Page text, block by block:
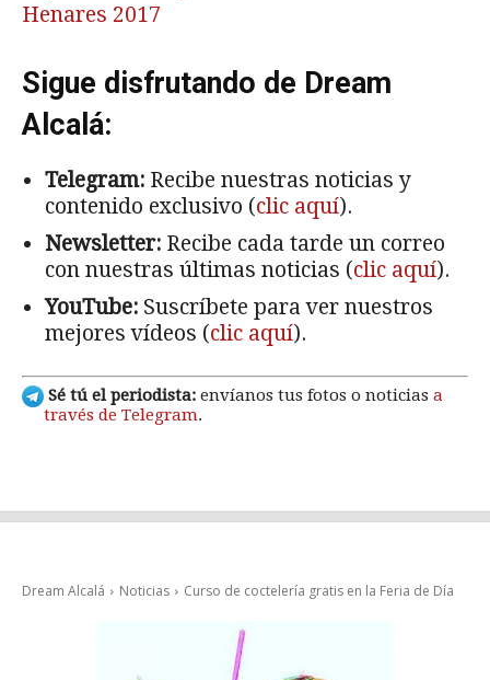
Henares 2017
Sigue disfrutando de Dream
Alcalá:
Telegram: Recibe nuestras noticias y
contenido exclusivo (clic aquí).
Newsletter: Recibe cada tarde un correo
con nuestras últimas noticias (clic aquí).
YouTube: Suscríbete para ver nuestros
mejores vídeos (clic aquí).
Sé tú el periodista: envíanos tus fotos o noticias a
través de Telegram.